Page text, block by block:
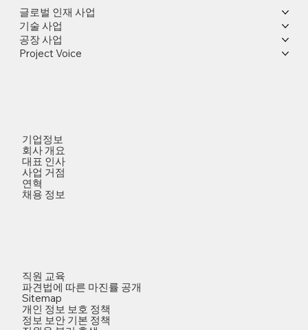
글로벌 인재 사업
기술 사업
공장 사업
Project Voice
기업정보
회사 개요
대표 인사
사업 거점
연혁
채용 정보
직원 교육
파견법에 따른 마진률 공개
Sitemap
개인 정보 보호 정책
정보 보안 기본 정책